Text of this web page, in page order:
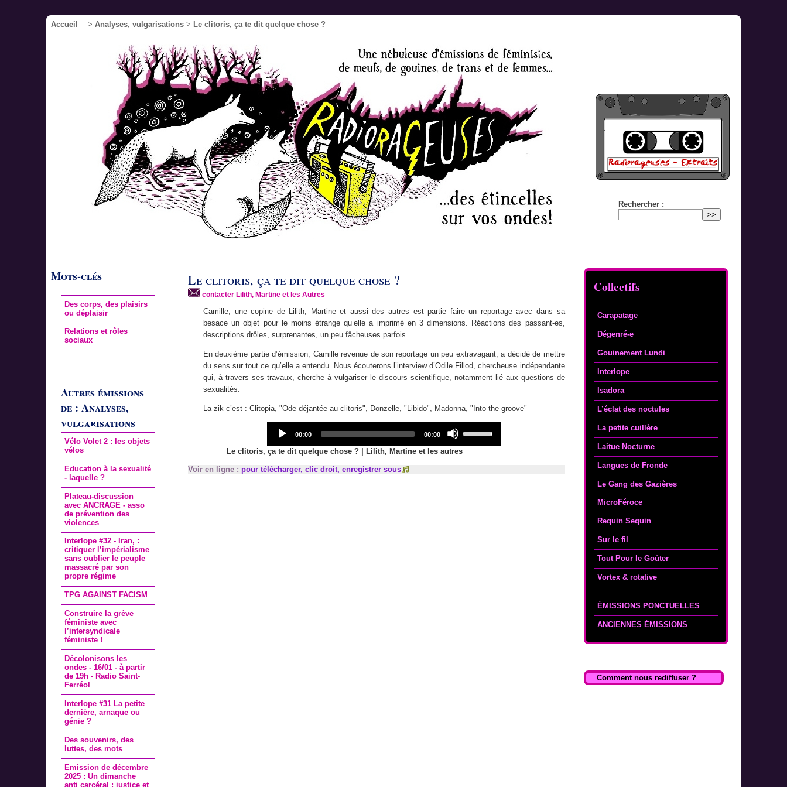
Accueil > Analyses, vulgarisations > Le clitoris, ça te dit quelque chose ?
Rechercher :
Collectifs
Carapatage
Dégenré-e
Gouinement Lundi
Interlope
Isadora
L’éclat des noctules
La petite cuillère
Laitue Nocturne
Langues de Fronde
Le Gang des Gazières
MicroFéroce
Requin Sequin
Sur le fil
Tout Pour le Goûter
Vortex & rotative
ÉMISSIONS PONCTUELLES
ANCIENNES ÉMISSIONS
Comment nous rediffuser ?
Mots-clés
Des corps, des plaisirs
ou déplaisir
Relations et rôles
sociaux
Autres émissions
de : Analyses,
vulgarisations
Vélo Volet 2 : les objets
vélos
Education à la sexualité
- laquelle ?
Plateau-discussion
avec ANCRAGE - asso
de prévention des
violences
Interlope #32 - Iran, :
critiquer l’impérialisme
sans oublier le peuple
massacré par son
propre régime
TPG AGAINST FACISM
Construire la grève
féministe avec
l’intersyndicale
féministe !
Décolonisons les
ondes - 16/01 - à partir
de 19h - Radio Saint-
Ferréol
Interlope #31 La petite
dernière, arnaque ou
génie ?
Des souvenirs, des
luttes, des mots
Emission de décembre
2025 : Un dimanche
anti carcéral : justice et
Le clitoris, ça te dit quelque chose ?
contacter Lilith, Martine et les Autres
Camille, une copine de Lilith, Martine et aussi des autres est partie faire un reportage avec dans sa
besace un objet pour le moins étrange qu’elle a imprimé en 3 dimensions. Réactions des passant-es,
descriptions drôles, surprenantes, un peu fâcheuses parfois...
En deuxième partie d’émission, Camille revenue de son reportage un peu extravagant, a décidé de mettre
du sens sur tout ce qu’elle a entendu. Nous écouterons l’interview d’Odile Fillod, chercheuse indépendante
qui, à travers ses travaux, cherche à vulgariser le discours scientifique, notamment lié aux questions de
sexualités.
La zik c’est : Clitopia, "Ode déjantée au clitoris", Donzelle, "Libido", Madonna, "Into the groove"
Audio
Player
Current
00:00
Total
00:00
Up/Down
Arrow
Le clitoris, ça te dit quelque chose ? | Lilith, Martine et les autres
Voir en ligne : pour télécharger, clic droit, enregistrer sous